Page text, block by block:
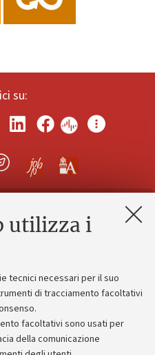
utilizza i
tecnici necessari per il suo
di tracciamento facoltativi
facoltativi sono usati per
della comunicazione
su:
e PEC